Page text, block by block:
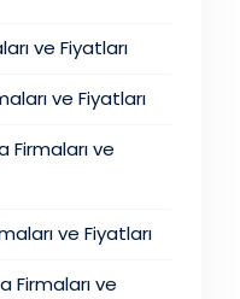
ve Fiyatları
ve Fiyatları
Firmaları ve
ve Fiyatları
Firmaları ve